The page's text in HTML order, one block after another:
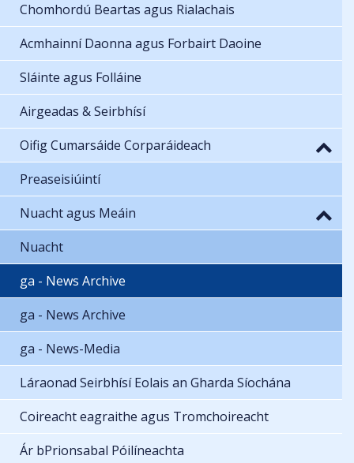
Chomhordú Beartas agus Rialachais
Acmhainní Daonna agus Forbairt Daoine
Sláinte agus Folláine
Airgeadas & Seirbhísí
Oifig Cumarsáide Corparáideach
Preaseisiúintí
Nuacht agus Meáin
Nuacht
ga - News Archive
ga - News Archive
ga - News-Media
Láraonad Seirbhísí Eolais an Gharda Síochána
Coireacht eagraithe agus Tromchoireacht
Ár bPrionsabal Póilíneachta